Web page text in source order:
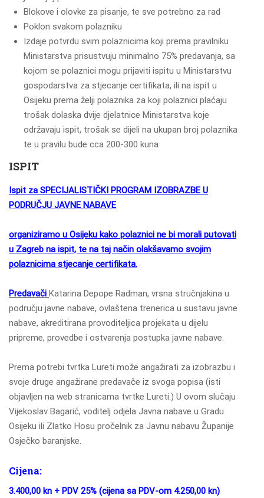
Blokove i olovke za pisanje, te sve potrebno za rad
Poklon svakom polazniku
Izdaje potvrdu svim polaznicima koji prema pravilniku
Ministarstva prisustvuju minimalno 75% predavanja, sa
kojom se polaznici mogu prijaviti ispitu u Ministarstvu
gospodarstva za stjecanje certifikata, ili na ispit u
Osijeku prema želji polaznika za koji polaznici plaćaju
trošak dolaska dvije djelatnice Ministarstva koje
održavaju ispit, trošak se dijeli na ukupan broj polaznika
te u pravilu bude cca 200-300 kuna
ISPIT
Ispit za SPECIJALISTIČKI PROGRAM IZOBRAZBE U
PODRUČJU JAVNE NABAVE
organiziramo u Osijeku kako polaznici ne bi morali putovati
u Zagreb na ispit, te na taj način olakšavamo svojim
polaznicima stjecanje certifikata.
Predavači Katarina Depope Radman, vrsna stručnjakina u
području javne nabave, ovlaštena trenerica u sustavu javne
nabave, akreditirana provoditeljica projekata u dijelu
pripreme, provedbe i ostvarenja postupka javne nabave.
Prema potrebi tvrtka Lureti može angažirati za izobrazbu i
svoje druge angažirane predavače iz svoga popisa (isti
objavljen na web stranicama tvrtke Lureti.) U ovom slučaju
Vijekoslav Bagarić, voditelj odjela Javna nabave u Gradu
Osijeku ili Zlatko Hosu pročelnik za Javnu nabavu Županije
Osječko baranjske.
Cijena:
3.400,00 kn + PDV 25% (cijena sa PDV-om 4.250,00 kn)